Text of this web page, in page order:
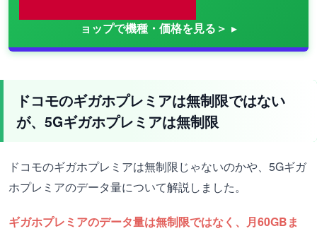
ョップで機種・価格を見る＞
ドコモのギガホプレミアは無制限ではない
が、5Gギガホプレミアは無制限
ドコモのギガホプレミアは無制限じゃないのかや、5Gギガ
ホプレミアのデータ量について解説しました。
ギガホプレミアのデータ量は無制限ではなく、月60GBま